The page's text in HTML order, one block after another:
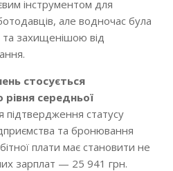
інструментом для
але водночас була
захищенішою від
стосується
середньої
підтвердження статусу
та бронювання
плати має становити не
зарплат — 25 941 грн.